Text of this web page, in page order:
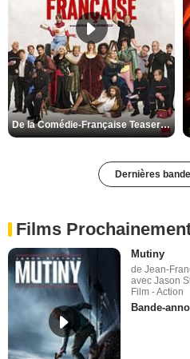
De la Comédie-Française Teaser (3) VF
Dernières
Films
Mutiny
de Jean-
avec Jason
Film - Action
Bande-